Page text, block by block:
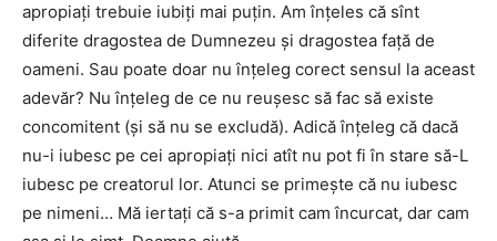
apropiaţi trebuie iubiţi mai puţin. Am înţeles că sînt
diferite dragostea de Dumnezeu şi dragostea faţă de
oameni. Sau poate doar nu înţeleg corect sensul la aceast
adevăr? Nu înţeleg de ce nu reuşesc să fac să existe
concomitent (şi să nu se excludă). Adică înţeleg că dacă
nu-i iubesc pe cei apropiaţi nici atît nu pot fi în stare să-L
iubesc pe creatorul lor. Atunci se primeşte că nu iubesc
pe nimeni… Mă iertaţi că s-a primit cam încurcat, dar cam